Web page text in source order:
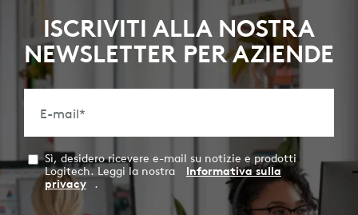
ISCRIVITI ALLA NOSTRA
NEWSLETTER PER AZIENDE
E-mail*
Sì, desidero ricevere e-mail su notizie e prodotti
Logitech. Leggi la nostra
Informativa sulla
privacy
.